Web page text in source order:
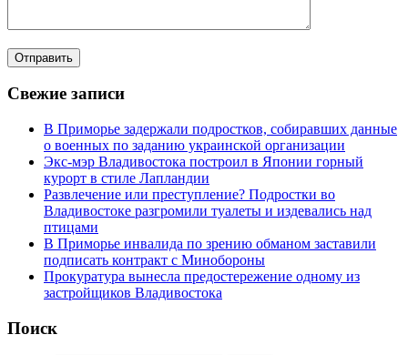
Свежие записи
В Приморье задержали подростков, собиравших данные
о военных по заданию украинской организации
Экс-мэр Владивостока построил в Японии горный
курорт в стиле Лапландии
Развлечение или преступление? Подростки во
Владивостоке разгромили туалеты и издевались над
птицами
В Приморье инвалида по зрению обманом заставили
подписать контракт с Минобороны
Прокуратура вынесла предостережение одному из
застройщиков Владивостока
Поиск